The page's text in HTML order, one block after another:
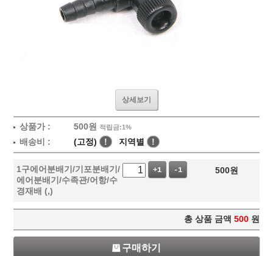
상세보기
상품가 : 500원 적립금:1%
배송비 : (고정) ! 지역별 !
1구에어분배기/기포분배기/
에어분배기/수족관/어항/수
경재배 (,)
+1 -1 500원
총 상품 금액 500 원
구매하기